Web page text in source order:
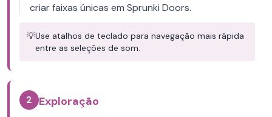
criar faixas únicas em Sprunki Doors.
💡Use atalhos de teclado para navegação mais rápida
entre as seleções de som.
2 Exploração